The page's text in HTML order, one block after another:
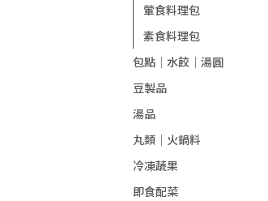
葷食料理包
素食料理包
包點│水餃│湯圓
豆製品
湯品
丸類│火鍋料
冷凍蔬果
即食配菜